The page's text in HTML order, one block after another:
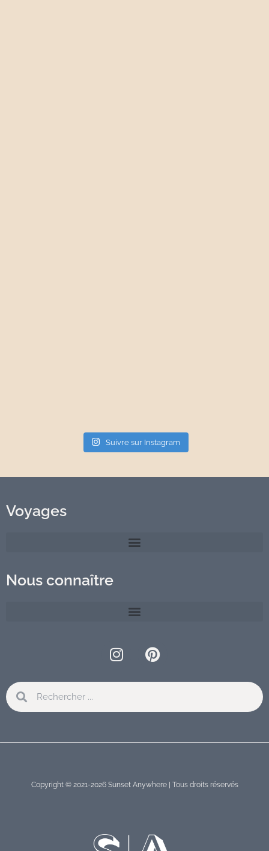
Suivre sur Instagram
Voyages
Nous connaître
InstagramPinterest
Rechercher
Copyright © 2021-2026 Sunset Anywhere | Tous droits réservés